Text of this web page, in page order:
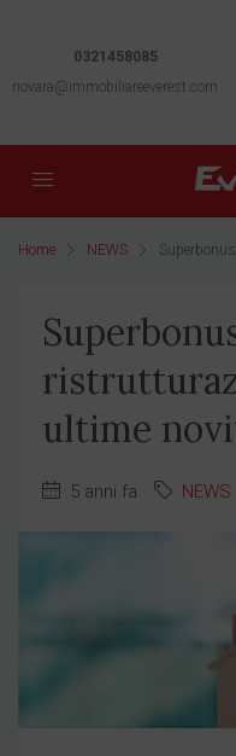
0321458085
novara@immobiliareeverest.com
Home NEWS
ultime
5 anni fa NEWS